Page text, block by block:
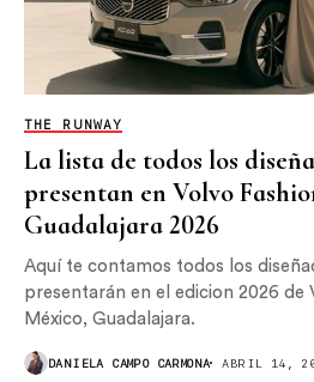
THE RUNWAY
La lista de todos los
presentan en Volvo
Guadalajara 2026
Aquí te contamos todos los
presentarán en el edicion 2026 de
México, Guadalajara.
DANIELA CAMPO CARMONA ABRIL 14,